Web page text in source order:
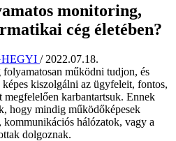
monitoring,
cég életében?
/ 2022.07.18.
működni tudjon, és
kiszolgálni az ügyfeleit, fontos,
karbantartsuk. Ennek
hogy mindig működőképesek
kommunikációs hálózatok, vagy a
dolgoznak.